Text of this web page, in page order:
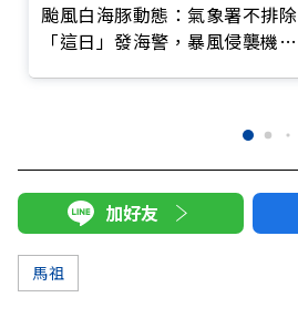
颱風白海豚動態：氣象署不排除
「這日」發海警，暴風侵襲機率
加好友
馬祖